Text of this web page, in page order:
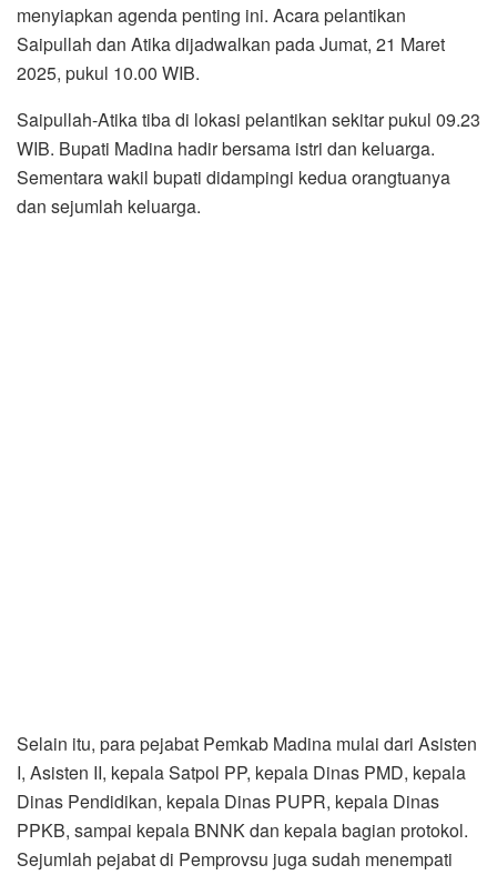
menyiapkan agenda penting ini. Acara pelantikan
Saipullah dan Atika dijadwalkan pada Jumat, 21 Maret
2025, pukul 10.00 WIB.
Saipullah-Atika tiba di lokasi pelantikan sekitar pukul 09.23
WIB. Bupati Madina hadir bersama istri dan keluarga.
Sementara wakil bupati didampingi kedua orangtuanya
dan sejumlah keluarga.
Selain itu, para pejabat Pemkab Madina mulai dari Asisten
I, Asisten II, kepala Satpol PP, kepala Dinas PMD, kepala
Dinas Pendidikan, kepala Dinas PUPR, kepala Dinas
PPKB, sampai kepala BNNK dan kepala bagian protokol.
Sejumlah pejabat di Pemprovsu juga sudah menempati